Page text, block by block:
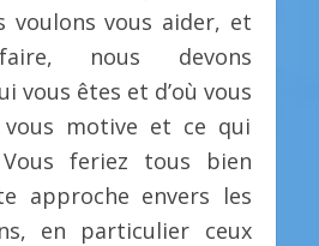
voulons vous aider, et
nous devons
vous êtes et d’où vous
motive et ce qui
feriez tous bien
approche envers les
en particulier ceux